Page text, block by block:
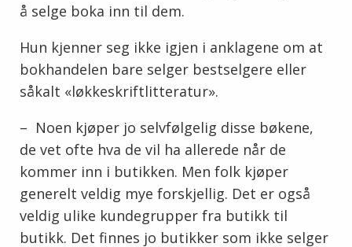
å selge boka inn til dem.
Hun kjenner seg ikke igjen i anklagene om at
bokhandelen bare selger bestselgere eller
såkalt «løkkeskriftlitteratur».
– Noen kjøper jo selvfølgelig disse bøkene,
de vet ofte hva de vil ha allerede når de
kommer inn i butikken. Men folk kjøper
generelt veldig mye forskjellig. Det er også
veldig ulike kundegrupper fra butikk til
butikk. Det finnes jo butikker som ikke selger